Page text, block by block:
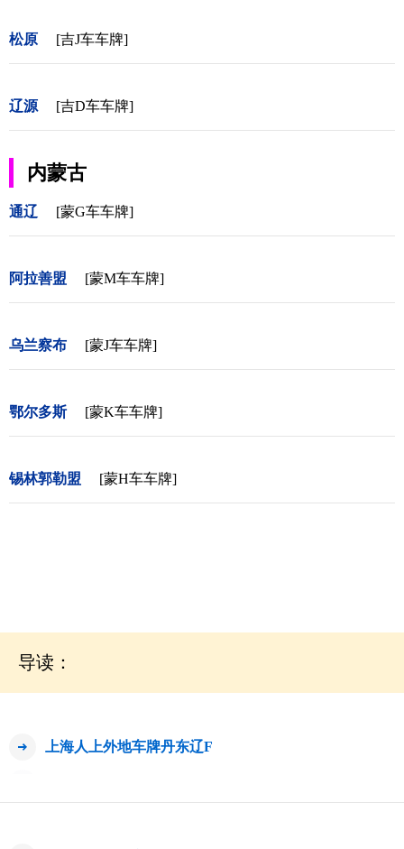
松原 [吉J车车牌]
辽源 [吉D车车牌]
内蒙古
通辽 [蒙G车车牌]
阿拉善盟 [蒙M车车牌]
乌兰察布 [蒙J车车牌]
鄂尔多斯 [蒙K车车牌]
锡林郭勒盟 [蒙H车车牌]
导读：
上海人上外地车牌丹东辽F